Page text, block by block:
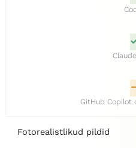
GitHub Copilot
Fotorealistlikud pildid